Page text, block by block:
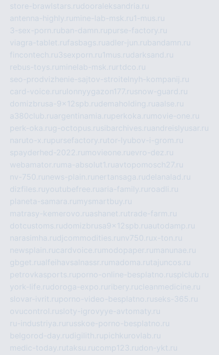
store-brawlstars.rudooraleksandria.ru
antenna-highly.ru mine-lab-msk.ru1-mus.ru
3-sex-porn.ruban-damn.rupurse-factory.ru
viagra-tablet.rufasbags.ruadler-jun.rubandamn.ru
fincontech.ru3sexporn.ru1mus.rudarksand.ru
rebus-toys.ru minelab-msk.ru rtdco.ru
seo-prodvizhenie-sajtov-stroitelnyh-kompanij.ru
card-voice.ru rulonnyygazon177.rusnow-guard.ru
domizbrusa-9x12spb.rudemaholding.ruaalse.ru
a380club.ruargentinamia.ruperkoka.ru movie-one.ru
perk-oka.rug-octopus.rusibarchives.ruandreislyusar.ru
naruto-x.rupursefactory.rutor-lyubov-i-grom.ru
spayderhed-2022.ru movieone.ruevro-dez.ru
webamator.ru ma-absolut1.ruavtopomosch27.ru
nv-750.ru news-plain.ru nertansaga.rudelanalad.ru
dizfiles.ruyoutubefree.ruaria-family.ru roadli.ru
planeta-samara.ru mysmartbuy.ru
matrasy-kemerovo.ruashanet.rutrade-farm.ru
dotcustoms.rudomizbrusa9x12spb.ruautodamp.ru
narasimha.rudjcommodities.ru nv750.rux-ton.ru
newsplain.rucardvoice.ru modopaper.ru manunae.ru
gbget.rualfeihavsalnassr.ru madoma.rutajuncos.ru
petrovkasports.ruporno-online-besplatno.rusplclub.ru
york-life.rudoroga-expo.ru ribery.rucleanmedicine.ru
slovar-ivrit.ruporno-video-besplatno.ruseks-365.ru
ovucontrol.rusloty-igrovyye-avtomaty.ru
ru-industriya.ru russkoe-porno-besplatno.ru
belgorod-day.rudigilith.rupichkurovlab.ru
medic-today.rutaksu.rucomp123.rudon-ykt.ru